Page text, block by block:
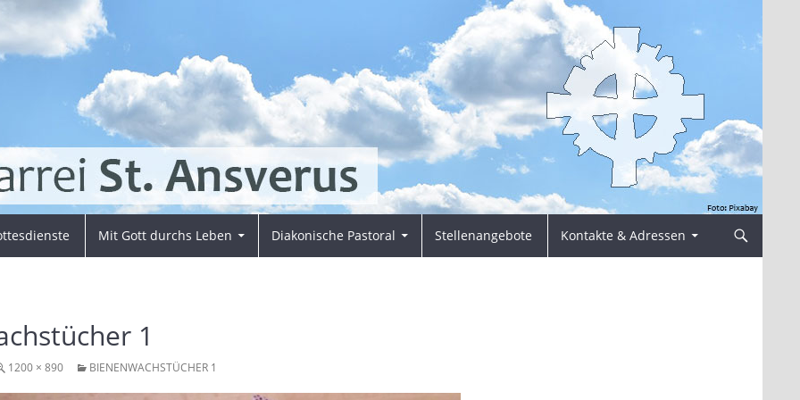
Mit Gott durchs Leben Diakonische Pastoral Stellenangebote Kontakte & Adressen
1
1200 × 890 BIENENWACHSTÜCHER 1